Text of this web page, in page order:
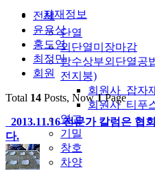
자재정보
단열
외단열미장마감
방수상부외단열공
전지붕)
회원사_잡자
회원사_티푸
열교
기밀
창호
차양
전체
윤용상
홍도영
최정만
회원
Total 14 Posts, Now1Page
2013.11.16전문가 칼럼은 협
다.